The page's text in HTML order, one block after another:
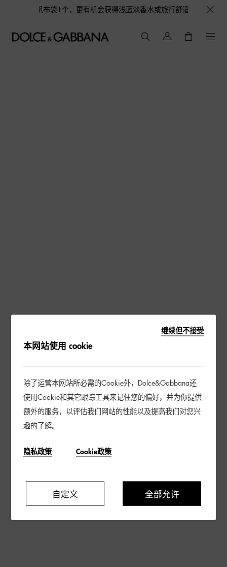
定制帆布袋1个，更有机会获得浅蓝淡香水或旅行舒适套装1份，
继续但不接受
本网站使用 cookie
除了运营本网站所必需的Cookie外，Dolce&Gabbana还
使用Cookie和其它跟踪工具来记住您的偏好，并为你提供
额外的服务，以评估我们网站的性能以及提高我们对您兴
趣的了解。
隐私政策 Cookie政策
自定义 全部允许